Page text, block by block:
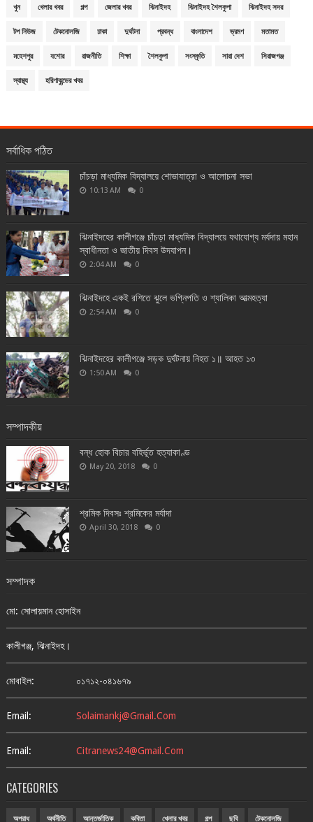
খুন খেলার খবর গল্প জেলার খবর ঝিনাইদহ ঝিনাইদহ শৈলকুপা ঝিনাইদহ সদর
টপ নিউজ টেকনোলজি ঢাকা দুর্ঘটনা প্রবন্ধ বাংলাদেশ ভ্রমণ মতামত
মহেশপুর যশোর রাজনীতি শিক্ষা শৈলকুপা সংস্কৃতি সারা দেশ সিরাজগঞ্জ
স্বাস্থ্য হরিণাকুন্ডের খবর
সর্বাধিক পঠিত
চাঁচড়া মাধ্যমিক বিদ্যালয়ে শোভাযাত্রা ও আলোচনা সভা
10:13 AM 0
ঝিনাইদহের কালীগঞ্জে চাঁচড়া মাধ্যমিক বিদ্যালয়ে যথাযোগ্য মর্যদায় মহান
স্বাধীনতা ও জাতীয় দিবস উদযাপন।
2:04 AM 0
ঝিনাইদহে একই রশিতে ঝুলে ভগ্নিপতি ও শ্যালিকা আত্মহত্যা
2:54 AM 0
ঝিনাইদহের কালীগঞ্জে সড়ক দুর্ঘটনায় নিহত ১॥ আহত ১৩
1:50 AM 0
সম্পাদকীয়
বন্ধ হোক বিচার বহির্ভূত হত্যাকাণ্ড
May 20, 2018 0
শ্রমিক দিবসঃ শ্রমিকের মর্যাদা
April 30, 2018 0
সম্পাদক
মো: সোলায়মান হোসাইন
কালীগঞ্জ, ঝিনাইদহ।
মোবাইল: ০১৭১২-০৪১৬৭৯
Email: Solaimankj@gmail.com
Email: Citranews24@gmail.com
CATEGORIES
অপরাধ অর্থনীতি আন্তর্জাতিক কবিতা খেলার খবর গল্প ছবি টেকনোলজি